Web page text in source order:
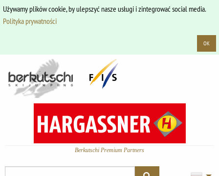
Używamy plików cookie, by ulepszyć nasze usługi i zintegrować social media.
Polityka prywatności
OK
Berkutschi Premium Partners